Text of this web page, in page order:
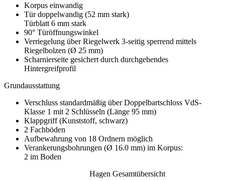
Korpus einwandig
Tür doppelwandig (52 mm stark)
Türblatt 6 mm stark
90° Türöffnungswinkel
Verriegelung über Riegelwerk 3-seitig sperrend mittels
Riegelbolzen (Ø 25 mm)
Scharnierseite gesichert durch durchgehendes
Hintergreifprofil
Grundausstattung
Verschluss standardmäßig über Doppelbartschloss VdS-
Klasse 1 mit 2 Schlüsseln (Länge 95 mm)
Klappgriff (Kunststoff, schwarz)
2 Fachböden
Aufbewahrung von 18 Ordnern möglich
Verankerungsbohrungen (Ø 16.0 mm) im Korpus:
2 im Boden
Hagen Gesamtübersicht